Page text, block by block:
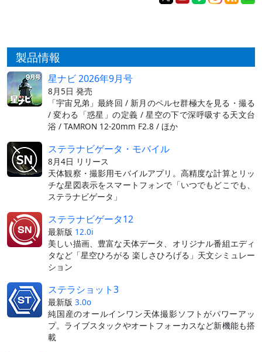
製品情報
星ナビ 2026年9月号
8月5日 発売
「宇宙兄弟」最終回 / 新月のペルセ群極大を見る・撮る
/ 変わる「惑星」の定義 / 星空の下で深呼吸する天文台
浴 / TAMRON 12-20mm F2.8 / ほか
ステラナビゲータ・モバイル
8月4日 リリース
天体観察・撮影用モバイルアプリ。高精度な計算とリッ
チな星図表示をスマートフォンで「いつでもどこでも、
ステラナビゲータ」
ステラナビゲータ12
最新版 12.0i
美しい描画、豊富な天体データ、オリジナル番組エディ
タなど「星空ひろがる 楽しさひろげる」天文シミュレー
ション
ステラショット3
最新版 3.0o
純国産のオールインワン天体撮影ソフトがパワーアッ
プ。ライブスタックやオートフォーカスなど新機能も搭
載